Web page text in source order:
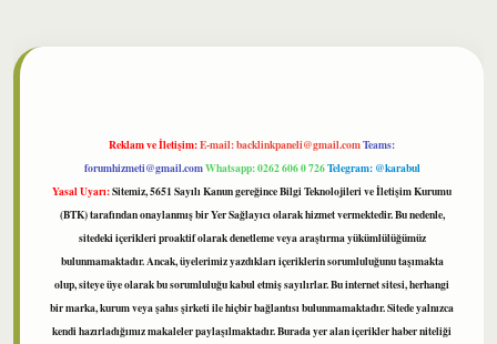
Reklam ve İletişim:E-mail:backlinkpaneli@gmail.comTeams:
forumhizmeti@gmail.comWhatsapp: 0262 606 0 726Telegram: @karabul
Yasal Uyarı:Sitemiz, 5651 Sayılı Kanun gereğince Bilgi Teknolojileri ve İletişim Kurumu
(BTK) tarafından onaylanmış bir Yer Sağlayıcı olarak hizmet vermektedir. Bu nedenle,
sitedeki içerikleri proaktif olarak denetleme veya araştırma yükümlülüğümüz
bulunmamaktadır. Ancak, üyelerimiz yazdıkları içeriklerin sorumluluğunu taşımakta
olup, siteye üye olarak bu sorumluluğu kabul etmiş sayılırlar. Bu internet sitesi, herhangi
bir marka, kurum veya şahıs şirketi ile hiçbir bağlantısı bulunmamaktadır. Sitede yalnızca
kendi hazırladığımız makaleler paylaşılmaktadır. Burada yer alan içerikler haber niteliği